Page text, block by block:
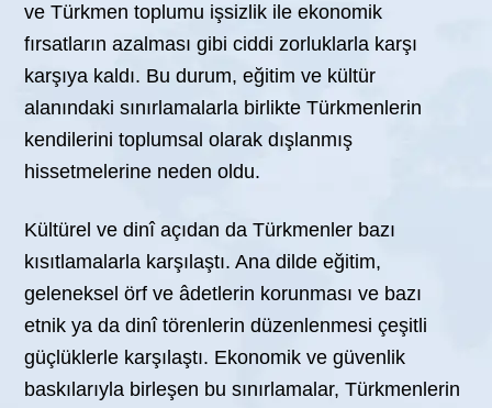
ve Türkmen toplumu işsizlik ile ekonomik
fırsatların azalması gibi ciddi zorluklarla karşı
karşıya kaldı. Bu durum, eğitim ve kültür
alanındaki sınırlamalarla birlikte Türkmenlerin
kendilerini toplumsal olarak dışlanmış
hissetmelerine neden oldu.
Kültürel ve dinî açıdan da Türkmenler bazı
kısıtlamalarla karşılaştı. Ana dilde eğitim,
geleneksel örf ve âdetlerin korunması ve bazı
etnik ya da dinî törenlerin düzenlenmesi çeşitli
güçlüklerle karşılaştı. Ekonomik ve güvenlik
baskılarıyla birleşen bu sınırlamalar, Türkmenlerin